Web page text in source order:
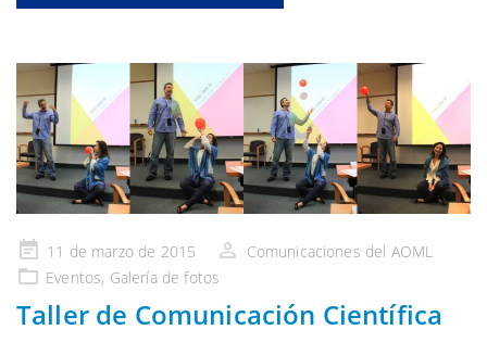
Publicado
en
11 de marzo de 2015
Comunicaciones del AOML
Eventos, Galeríade fotos
Taller de Comunicación Científica